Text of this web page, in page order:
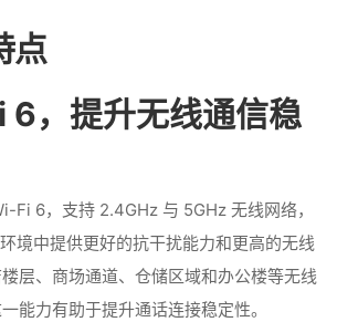
点
6，提升无线通信稳
Fi 6，支持 2.4GHz 与 5GHz 无线网络，
境中提供更好的抗干扰能力和更高的无线
层、商场通道、仓储区域和办公楼等无线
能力有助于提升通话连接稳定性。